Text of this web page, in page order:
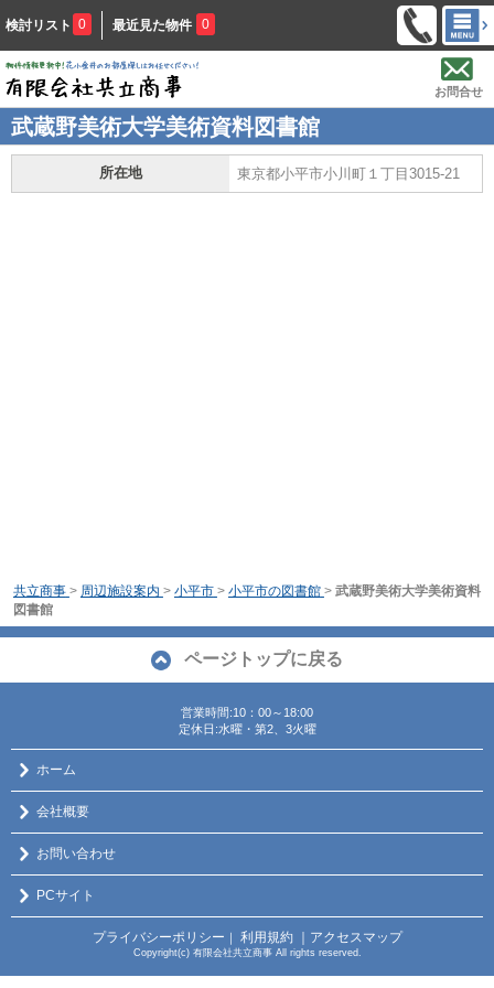
検討リスト 0 最近見た物件 0
お問合せ
武蔵野美術大学美術資料図書館
所在地 東京都小平市小川町１丁目3015-21
共立商事 > 周辺施設案内 > 小平市 > 小平市の図書館 > 武蔵野美術大学美術資料
図書館
ページトップに戻る
営業時間:10：00～18:00
定休日:水曜・第2、3火曜
ホーム
会社概要
お問い合わせ
PCサイト
プライバシーポリシー ｜ 利用規約 ｜アクセスマップ
Copyright(c) 有限会社共立商事 All rights reserved.